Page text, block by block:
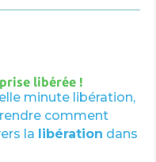
libérée !
minute libération,
comment
la libération dans